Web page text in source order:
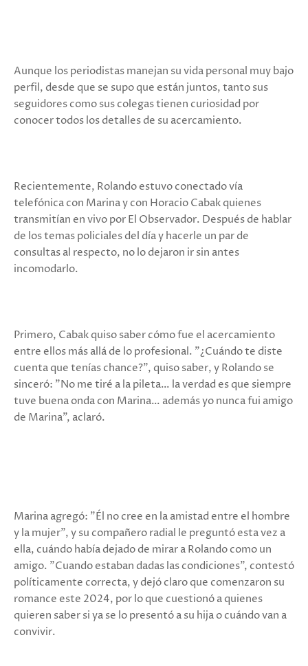
Aunque los periodistas manejan su vida personal muy bajo
perfil, desde que se supo que están juntos, tanto sus
seguidores como sus colegas tienen curiosidad por
conocer todos los detalles de su acercamiento.
Recientemente, Rolando estuvo conectado vía
telefónica con Marina y con Horacio Cabak quienes
transmitían en vivo por El Observador. Después de hablar
de los temas policiales del día y hacerle un par de
consultas al respecto, no lo dejaron ir sin antes
incomodarlo.
Primero, Cabak quiso saber cómo fue el acercamiento
entre ellos más allá de lo profesional. "¿Cuándo te diste
cuenta que tenías chance?", quiso saber, y Rolando se
sinceró: "No me tiré a la pileta… la verdad es que siempre
tuve buena onda con Marina… además yo nunca fui amigo
de Marina", aclaró.
Marina agregó: "Él no cree en la amistad entre el hombre
y la mujer", y su compañero radial le preguntó esta vez a
ella, cuándo había dejado de mirar a Rolando como un
amigo. "Cuando estaban dadas las condiciones", contestó
políticamente correcta, y dejó claro que comenzaron su
romance este 2024, por lo que cuestionó a quienes
quieren saber si ya se lo presentó a su hija o cuándo van a
convivir.